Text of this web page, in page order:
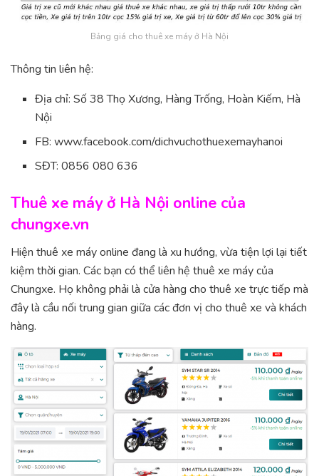
Bảng giá cho thuê xe máy ở Hà Nội
Thông tin liên hệ:
Địa chỉ: Số 38 Thọ Xương, Hàng Trống, Hoàn Kiếm, Hà
Nội
FB: www.facebook.com/dichvuchothuexemayhanoi
SĐT: 0856 080 636
Thuê xe máy ở Hà Nội online của
chungxe.vn
Hiện thuê xe máy online đang là xu hướng, vừa tiện lợi lại tiết
kiệm thời gian. Các bạn có thể liên hệ thuê xe máy của
Chungxe. Họ không phải là cửa hàng cho thuê xe trực tiếp mà
đây là cầu nối trung gian giữa các đơn vị cho thuê xe và khách
hàng.